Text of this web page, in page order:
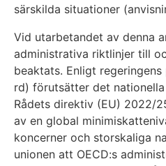
särskilda situationer
Vid utarbetandet av denna
administrativa riktlinjer till
beaktats. Enligt
rd) förutsätter det
Rådets direktiv (EU) 2022/
av en global
koncerner och storskaliga
unionen att OECD:s